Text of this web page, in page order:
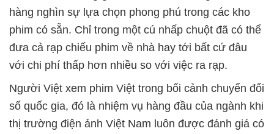
hàng nghìn sự lựa chọn phong phú trong các kho
phim có sẵn. Chỉ trong một cú nhấp chuột đã có thể
đưa cả rạp chiếu phim về nhà hay tới bất cứ đâu
với chi phí thấp hơn nhiều so với việc ra rạp.
Người Việt xem phim Việt trong bối cảnh chuyển đổi
số quốc gia, đó là nhiệm vụ hàng đầu của ngành khi
thị trường điện ảnh Việt Nam luôn được đánh giá có